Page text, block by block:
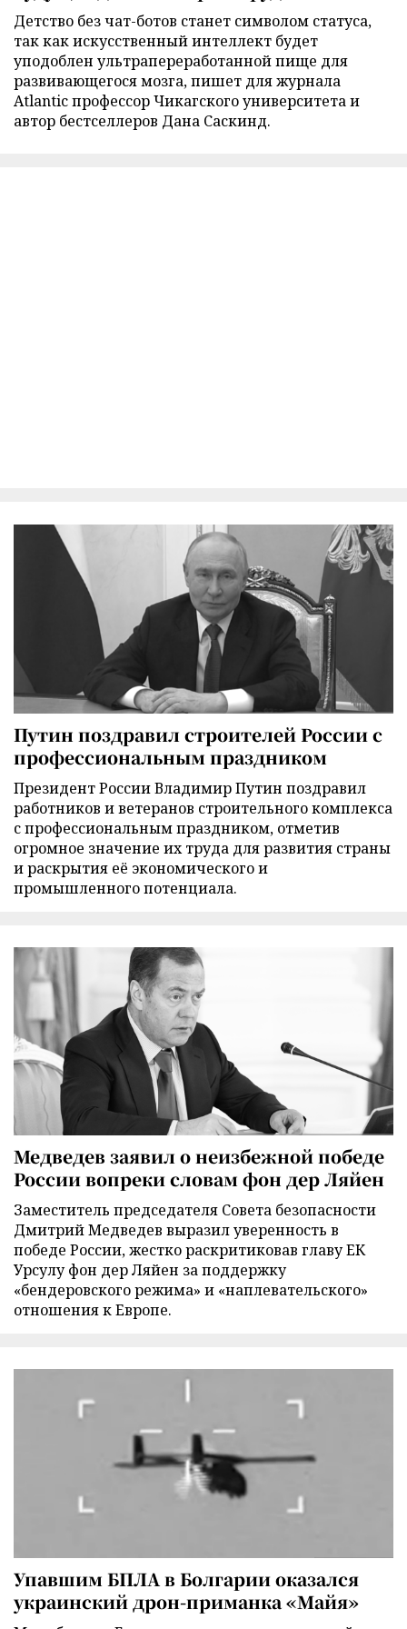
Детство без чат-ботов станет символом статуса,
так как искусственный интеллект будет
уподоблен ультрапереработанной пище для
развивающегося мозга, пишет для журнала
Atlantic профессор Чикагского университета и
автор бестселлеров Дана Саскинд.
Путин поздравил строителей России с
профессиональным праздником
Президент России Владимир Путин поздравил
работников и ветеранов строительного комплекса
с профессиональным праздником, отметив
огромное значение их труда для развития страны
и раскрытия её экономического и
промышленного потенциала.
Медведев заявил о неизбежной победе
России вопреки словам фон дер Ляйен
Заместитель председателя Совета безопасности
Дмитрий Медведев выразил уверенность в
победе России, жестко раскритиковав главу ЕК
Урсулу фон дер Ляйен за поддержку
«бендеровского режима» и «наплевательского»
отношения к Европе.
Упавшим БПЛА в Болгарии оказался
украинский дрон-приманка «Майя»